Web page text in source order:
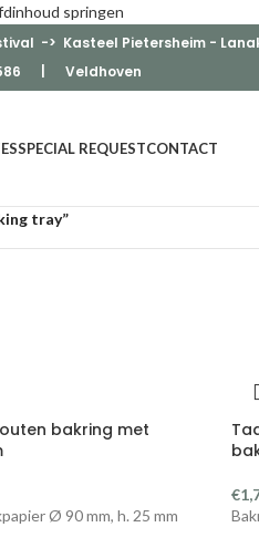
springen
-> Kasteel Pietersheim -
| Veldhoven
SPECIAL REQUESTCONTACT
tray”
bakring met
Ø 90 mm, h. 25 mm
€